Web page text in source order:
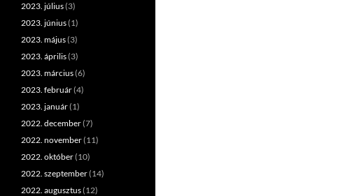
2023. július(3)
2023. június(1)
2023. május(3)
2023. április(3)
2023. március(6)
2023. február(4)
2023. január(1)
2022. december(7)
2022. november(11)
2022. október(10)
2022. szeptember(14)
2022. augusztus(12)